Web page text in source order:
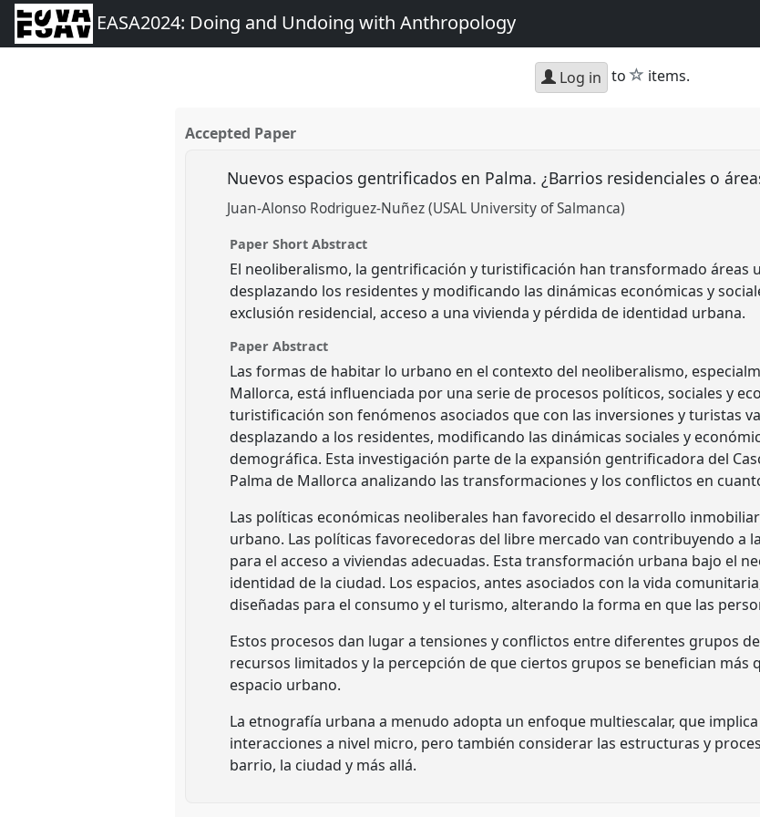
EASA2024: Doing and Undoing with Anthropology
Log in to star
items.
Accepted Paper
Nuevos espacios gentrificados en Palma. ¿Barrios residenciales o
Juan-Alonso Rodriguez-Nuñez (USAL University of Salmanca)
Paper Short Abstract
El neoliberalismo, la gentrificación y turistificación han transformado áreas
desplazando los residentes y modificando las dinámicas económicas y
exclusión residencial, acceso a una vivienda y pérdida de identidad urbana.
Paper Abstract
Las formas de habitar lo urbano en el contexto del neoliberalismo,
Mallorca, está influenciada por una serie de procesos políticos, sociales y
turistificación son fenómenos asociados que con las inversiones y turistas
desplazando a los residentes, modificando las dinámicas sociales y
demográfica. Esta investigación parte de la expansión gentrificadora del
Palma de Mallorca analizando las transformaciones y los conflictos en
Las políticas económicas neoliberales han favorecido el desarrollo
urbano. Las políticas favorecedoras del libre mercado van contribuyendo a
para el acceso a viviendas adecuadas. Esta transformación urbana bajo el
identidad de la ciudad. Los espacios, antes asociados con la vida
diseñadas para el consumo y el turismo, alterando la forma en que las
Estos procesos dan lugar a tensiones y conflictos entre diferentes grupos
recursos limitados y la percepción de que ciertos grupos se benefician más
espacio urbano.
La etnografía urbana a menudo adopta un enfoque multiescalar, que
interacciones a nivel micro, pero también considerar las estructuras y
barrio, la ciudad y más allá.